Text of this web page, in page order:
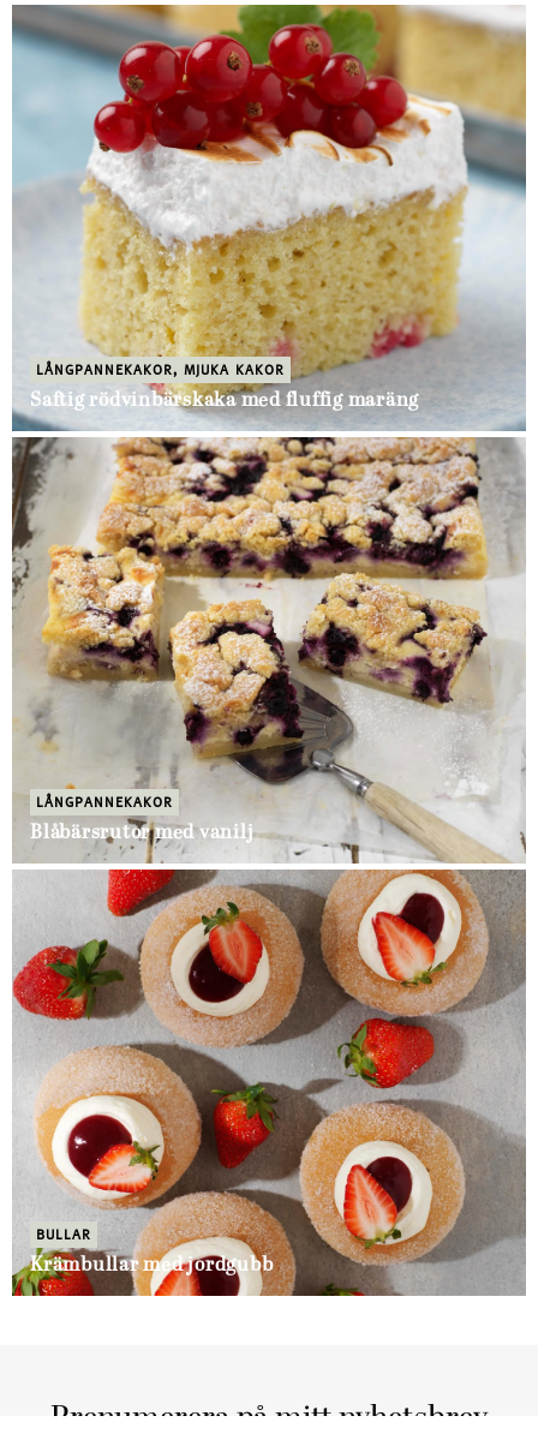
LÅNGPANNEKAKOR, MJUKA KAKOR
Saftig rödvinbärskaka med fluffig maräng
LÅNGPANNEKAKOR
Blåbärsrutor med vanilj
BULLAR
Krämbullar med jordgubb
Prenumerera på mitt nyhetsbrev